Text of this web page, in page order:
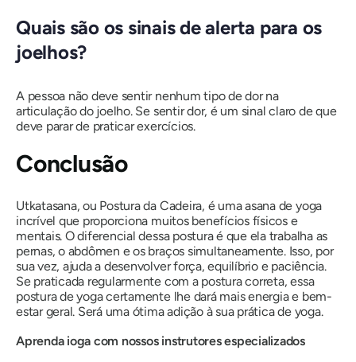
Quais são os sinais de alerta para os
joelhos?
A pessoa não deve sentir nenhum tipo de dor na
articulação do joelho. Se sentir dor, é um sinal claro de que
deve parar de praticar exercícios.
Conclusão
Utkatasana, ou Postura da Cadeira, é uma asana de yoga
incrível que proporciona muitos benefícios físicos e
mentais. O diferencial dessa postura é que ela trabalha as
pernas, o abdômen e os braços simultaneamente. Isso, por
sua vez, ajuda a desenvolver força, equilíbrio e paciência.
Se praticada regularmente com a postura correta, essa
postura de yoga certamente lhe dará mais energia e bem-
estar geral. Será uma ótima adição à sua prática de yoga.
Aprenda ioga com nossos instrutores especializados